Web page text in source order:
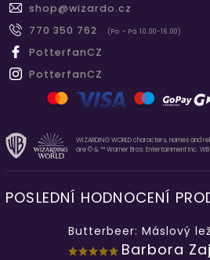
shop@wizardo.cz
770 350 762
(Po - Pá 10.00-16.00)
PotterfanCZ
PotterfanCZ
WIZARDING WORLD characters, names and
are © & ™ Warner Bros. Entertainment Inc. WB
POSLEDNÍ HODNOCENÍ
Butterbeer: Máslový
Barbora